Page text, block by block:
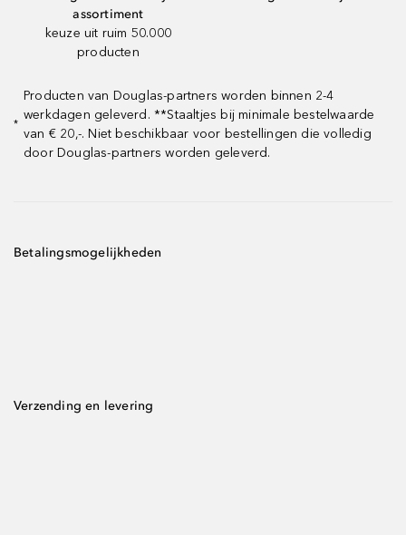
assortiment
keuze uit ruim 50.000
producten
*
Producten van Douglas-partners worden binnen 2-4
werkdagen geleverd. **Staaltjes bij minimale bestelwaarde
van € 20,-. Niet beschikbaar voor bestellingen die volledig
door Douglas-partners worden geleverd.
Betalingsmogelijkheden
Verzending en levering